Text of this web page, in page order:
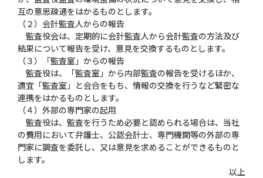
互の意思疎通をはかるものとします。
（２）会計監査人からの報告
監査役会は、定期的に会計監査人から会計監査の方法及び
結果について報告を受け、意見を交換するものとします。
（３）「監査室」からの報告
監査役は、「監査室」から内部監査の報告を受けるほか、
適宜「監査室」と会合をもち、情報の交換を行うなど緊密な
連携をはかるものとします。
（４）外部の専門家の起用
監査役は、監査を行うため必要と認められる場合は、当社
の費用において弁護士、公認会計士、専門機関等の外部の専
門家に調査を委託し、又は意見を求めることができるものと
します。
以上